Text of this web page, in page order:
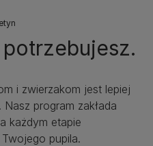
i zwierzakom jest lepiej
program zakłada
każdym etapie
pupila.